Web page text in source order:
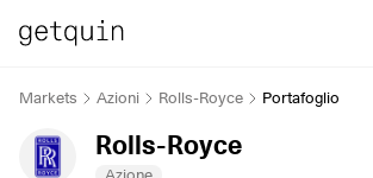
Markets Azioni Rolls-Royce Portafoglio
Rolls-Royce
Azione